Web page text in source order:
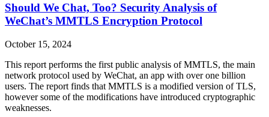
Should We Chat, Too? Security Analysis of
WeChat’s MMTLS Encryption Protocol
October 15, 2024
This report performs the first public analysis of MMTLS, the main
network protocol used by WeChat, an app with over one billion
users. The report finds that MMTLS is a modified version of TLS,
however some of the modifications have introduced cryptographic
weaknesses.